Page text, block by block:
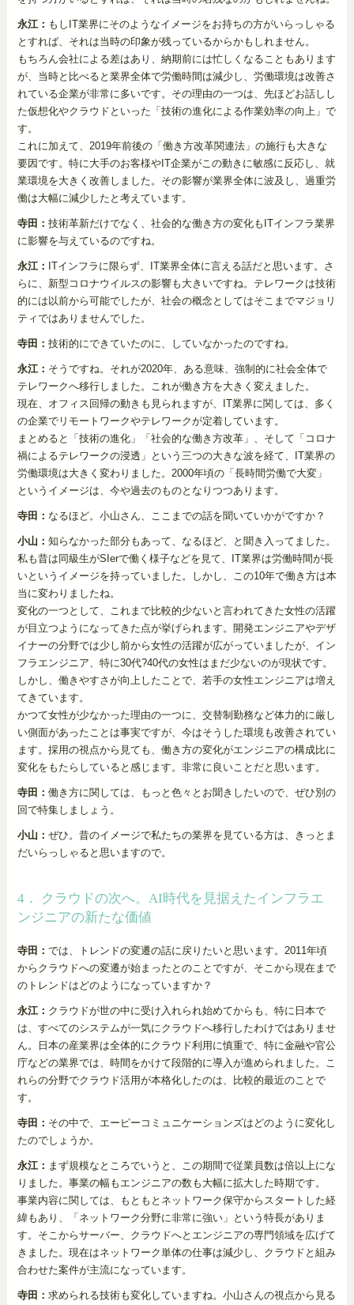
永江： もしIT業界にそのようなイメージをお持ちの方がいらっしゃる
とすれば、それは当時の印象が残っているからかもしれません。
もちろん会社による差はあり、納期前には忙しくなることもあります
が、当時と比べると業界全体で労働時間は減少し、労働環境は改善さ
れている企業が非常に多いです。その理由の一つは、先ほどお話しし
た仮想化やクラウドといった「技術の進化による作業効率の向上」で
す。
これに加えて、2019年前後の「働き方改革関連法」の施行も大きな
要因です。特に大手のお客様やIT企業がこの動きに敏感に反応し、就
業環境を大きく改善しました。その影響が業界全体に波及し、過重労
働は大幅に減少したと考えています。
寺田： 技術革新だけでなく、社会的な働き方の変化もITインフラ業界
に影響を与えているのですね。
永江： ITインフラに限らず、IT業界全体に言える話だと思います。さ
らに、新型コロナウイルスの影響も大きいですね。テレワークは技術
的には以前から可能でしたが、社会の概念としてはそこまでマジョリ
ティではありませんでした。
寺田： 技術的にできていたのに、していなかったのですね。
永江： そうですね。それが2020年、ある意味、強制的に社会全体で
テレワークへ移行しました。これが働き方を大きく変えました。
現在、オフィス回帰の動きも見られますが、IT業界に関しては、多く
の企業でリモートワークやテレワークが定着しています。
まとめると「技術の進化」「社会的な働き方改革」、そして「コロナ
禍によるテレワークの浸透」という三つの大きな波を経て、IT業界の
労働環境は大きく変わりました。2000年頃の「長時間労働で大変」
というイメージは、今や過去のものとなりつつあります。
寺田： なるほど。小山さん、ここまでの話を聞いていかがですか？
小山： 知らなかった部分もあって、なるほど、と聞き入ってました。
私も昔は同級生がSIerで働く様子などを見て、IT業界は労働時間が長
いというイメージを持っていました。しかし、この10年で働き方は本
当に変わりましたね。
変化の一つとして、これまで比較的少ないと言われてきた女性の活躍
が目立つようになってきた点が挙げられます。開発エンジニアやデザ
イナーの分野では少し前から女性の活躍が広がっていましたが、イン
フラエンジニア、特に30代?40代の女性はまだ少ないのが現状です。
しかし、働きやすさが向上したことで、若手の女性エンジニアは増え
てきています。
かつて女性が少なかった理由の一つに、交替制勤務など体力的に厳し
い側面があったことは事実ですが、今はそうした環境も改善されてい
ます。採用の視点から見ても、働き方の変化がエンジニアの構成比に
変化をもたらしていると感じます。非常に良いことだと思います。
寺田： 働き方に関しては、もっと色々とお聞きしたいので、ぜひ別の
回で特集しましょう。
小山： ぜひ。昔のイメージで私たちの業界を見ている方は、きっとま
だいらっしゃると思いますので。
4． クラウドの次へ。AI時代を見据えたインフラエ
ンジニアの新たな価値
寺田： では、トレンドの変遷の話に戻りたいと思います。2011年頃
からクラウドへの変遷が始まったとのことですが、そこから現在まで
のトレンドはどのようになっていますか？
永江： クラウドが世の中に受け入れられ始めてからも、特に日本で
は、すべてのシステムが一気にクラウドへ移行したわけではありませ
ん。日本の産業界は全体的にクラウド利用に慎重で、特に金融や官公
庁などの業界では、時間をかけて段階的に導入が進められました。こ
れらの分野でクラウド活用が本格化したのは、比較的最近のことで
す。
寺田： その中で、エーピーコミュニケーションズはどのように変化し
たのでしょうか。
永江： まず規模なところでいうと、この期間で従業員数は倍以上にな
りました。事業の幅もエンジニアの数も大幅に拡大した時期です。
事業内容に関しては、もともとネットワーク保守からスタートした経
緯もあり、「ネットワーク分野に非常に強い」という特長がありま
す。そこからサーバー、クラウドへとエンジニアの専門領域を広げて
きました。現在はネットワーク単体の仕事は減少し、クラウドと組み
合わせた案件が主流になっています。
寺田： 求められる技術も変化していますね。小山さんの視点から見る